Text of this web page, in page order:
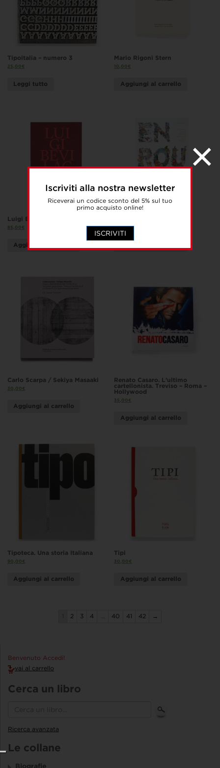
Iscriviti alla nostra newsletter
Riceverai un codice sconto del 5% sul tuo
primo acquisto online!
ISCRIVITI
Tipoitalia – numero 3
25,00€
Leggi tutto
Mario Rigoni Stern
10,00€
Aggiungi al carrello
Luigi Bevilacqua
85,00€
Aggiungi al carrello
40,00€
Carlo Scarpa / Sekiya Masaaki
30,00€
Aggiungi al carrello
Renato Casaro. L’ultimo
cartellonista. Treviso – Roma –
Hollywood
35,00€
Aggiungi al carrello
Tipoteca. Una storia Italiana
90,00€
Aggiungi al carrello
Tipi
30,00€
Aggiungi al carrello
2 3 4 … 40 41 42 →
Benvenuto Accedi!
vai al carrello
Cerca un libro
Ricerca avanzata
Le collane
Biografie